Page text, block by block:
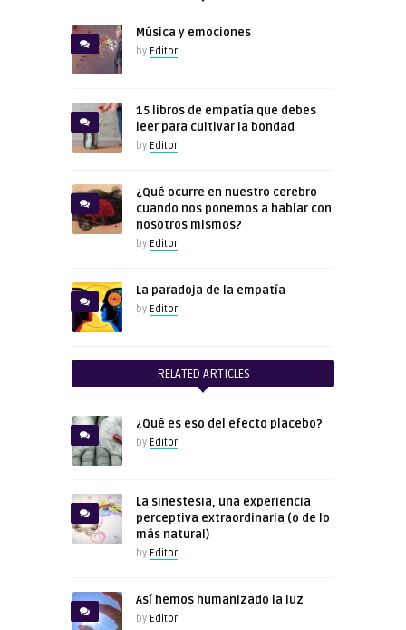
Música y emociones
by Editor
15 libros de empatía que debes
leer para cultivar la bondad
by Editor
¿Qué ocurre en nuestro cerebro
cuando nos ponemos a hablar con
nosotros mismos?
by Editor
La paradoja de la empatía
by Editor
RELATED ARTICLES
¿Qué es eso del efecto placebo?
by Editor
La sinestesia, una experiencia
perceptiva extraordinaria (o de lo
más natural)
by Editor
Así hemos humanizado la luz
by Editor